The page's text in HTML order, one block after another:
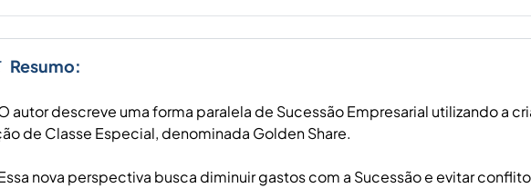
Resumo:
autor descreve uma forma paralela de Sucessão Empresarial utilizando a
de Classe Especial, denominada Golden Share.
nova perspectiva busca diminuir gastos com a Sucessão e evitar